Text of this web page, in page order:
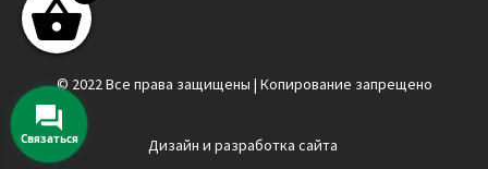
© 2022 Все права защищены | Копирование запрещено
Дизайн и разработка сайта
Связаться